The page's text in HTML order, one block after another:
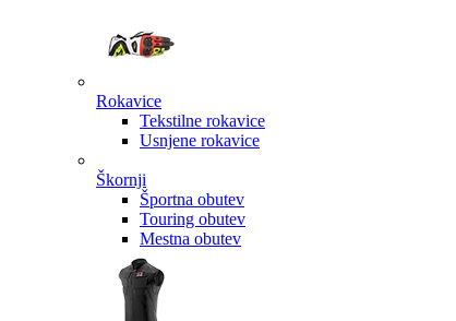
Rokavice
Tekstilne rokavice
Usnjene rokavice
Škornji
Športna obutev
Touring obutev
Mestna obutev